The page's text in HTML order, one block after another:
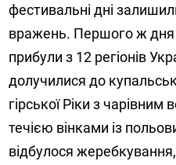
фестивальні дні
вражень. Першого ж дня
прибули з 12 регіонів
долучилися до
гірської Ріки з
течією вінками із
відбулося